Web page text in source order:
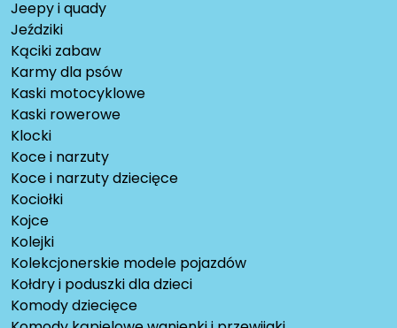
Jeepy i quady
Jeździki
Kąciki zabaw
Karmy dla psów
Kaski motocyklowe
Kaski rowerowe
Klocki
Koce i narzuty
Koce i narzuty dziecięce
Kociołki
Kojce
Kolejki
Kolekcjonerskie modele pojazdów
Kołdry i poduszki dla dzieci
Komody dziecięce